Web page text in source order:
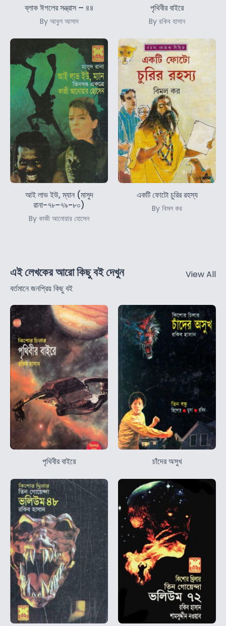
ব্লাক ঈগলের সন্ত্রাস – ৪৪
By আবুল আসাদ
পৃথিবীর বাইরে
By রকিব হাসান
আই লাভ ইউ, ম্যান (মাসুদ
রানা-৭৮-৭৯-৮০)
By কাজী আনোয়ার হোসেন
একটি ফোটো চুরির রহস্য
By বিমল কর
এই লেখকের আরো কিছু বই দেখুন
বর্তমানে জনপ্রিয় কিছু বই
View All
পৃথিবীর বাইরে চাঁদের অসুখ